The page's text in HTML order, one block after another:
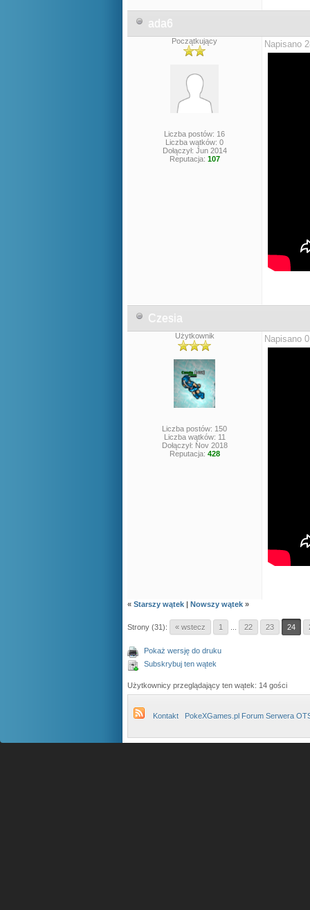
ada6
Początkujący
Liczba postów: 16
Liczba wątków: 0
Dołączył: Jun 2014
Reputacja: 107
Napisano
Czesia
Użytkownik
Liczba postów: 150
Liczba wątków: 11
Dołączył: Nov 2018
Reputacja: 428
Napisano
« Starszy wątek | Nowszy wątek »
Strony (31): « wstecz 1 22 23 24
Pokaż wersję do druku
Subskrybuj ten wątek
Użytkownicy przeglądający ten wątek: 14 gości
Kontakt PokeXGames.pl Forum Serwera